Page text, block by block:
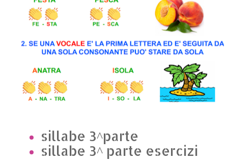
sillabe 3^parte
sillabe 3^ parte esercizi